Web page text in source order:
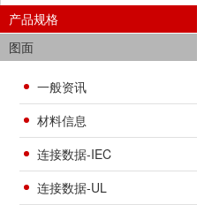
产品规格
图面
一般资讯
材料信息
连接数据-IEC
连接数据-UL